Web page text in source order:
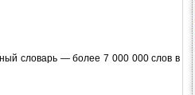
словарь — более 7 000 000 слов в